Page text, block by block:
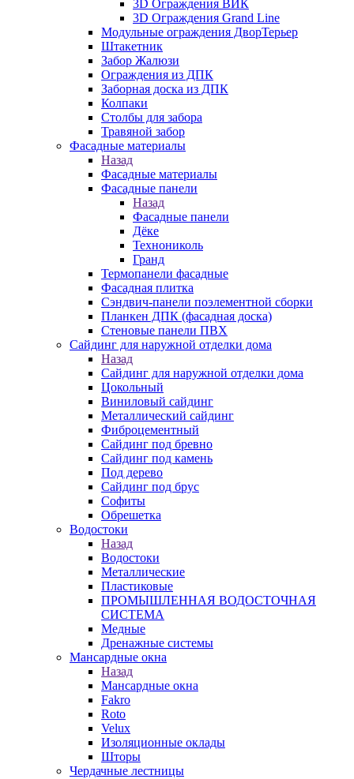
3D Ограждения ВИК
3D Ограждения Grand Line
Модульные ограждения ДворТерьер
Штакетник
Забор Жалюзи
Ограждения из ДПК
Заборная доска из ДПК
Колпаки
Столбы для забора
Травяной забор
Фасадные материалы
Назад
Фасадные материалы
Фасадные панели
Назад
Фасадные панели
Дёке
Технониколь
Гранд
Термопанели фасадные
Фасадная плитка
Сэндвич-панели поэлементной сборки
Планкен ДПК (фасадная доска)
Стеновые панели ПВХ
Сайдинг для наружной отделки дома
Назад
Сайдинг для наружной отделки дома
Цокольный
Виниловый сайдинг
Металлический сайдинг
Фиброцементный
Сайдинг под бревно
Сайдинг под камень
Под дерево
Сайдинг под брус
Софиты
Обрешетка
Водостоки
Назад
Водостоки
Металлические
Пластиковые
ПРОМЫШЛЕННАЯ ВОДОСТОЧНАЯ
СИСТЕМА
Медные
Дренажные системы
Мансардные окна
Назад
Мансардные окна
Fakro
Roto
Velux
Изоляционные оклады
Шторы
Чердачные лестницы